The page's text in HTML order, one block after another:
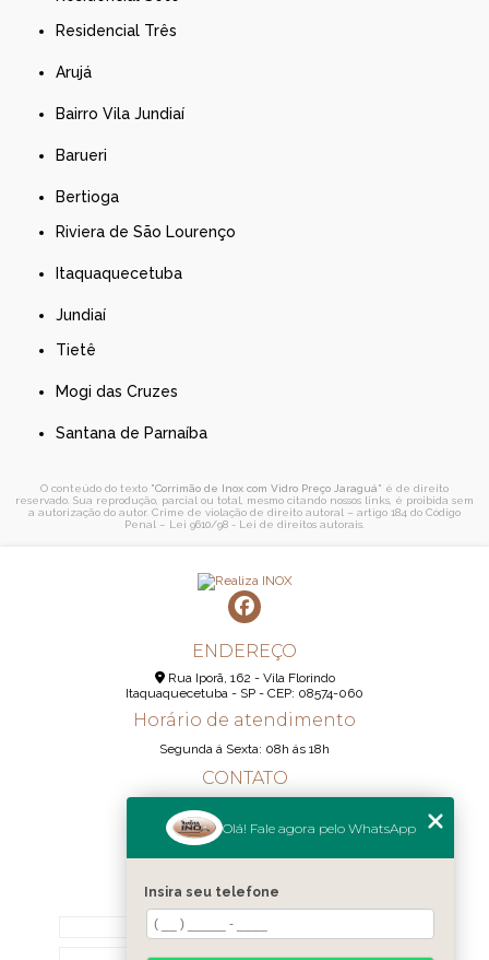
Residencial Três
Arujá
Bairro Vila Jundiaí
Barueri
Bertioga
Riviera de São Lourenço
Itaquaquecetuba
Jundiaí
Tietê
Mogi das Cruzes
Santana de Parnaíba
O conteúdo do texto "Corrimão de Inox com Vidro Preço Jaraguá" é de direito
reservado. Sua reprodução, parcial ou total, mesmo citando nossos links, é proibida sem
a autorização do autor. Crime de violação de direito autoral – artigo 184 do Código
Penal – Lei 9610/98 - Lei de direitos autorais
ENDEREÇO
Rua Iporã, 162 - Vila Florindo
Itaquaquecetuba - SP - CEP: 08574-060
Horário de atendimento
Segunda á Sexta: 08h ás 18h
CONTATO
(11) 98189-1344
MENU
HOME
Olá! Fale agora pelo WhatsApp
Insira seu telefone